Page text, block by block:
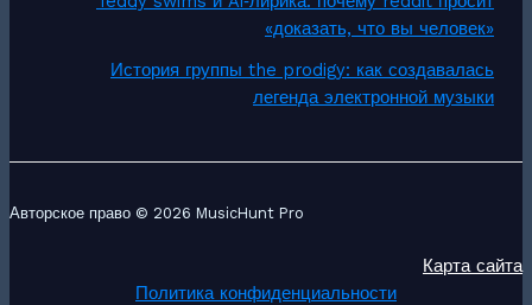
«доказать, что вы человек»
История группы the prodigy: как создавалась
легенда электронной музыки
Авторское право © 2026 MusicHunt Pro
Карта сайта
Политика конфиденциальности